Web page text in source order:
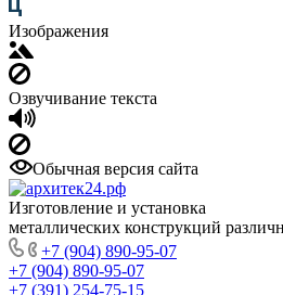
Изображения
Озвучивание текста
Обычная версия сайта
Изготовление и установка
металлических конструкций
+7 (904) 890-95-07
+7 (904) 890-95-07
+7 (391) 254-75-15